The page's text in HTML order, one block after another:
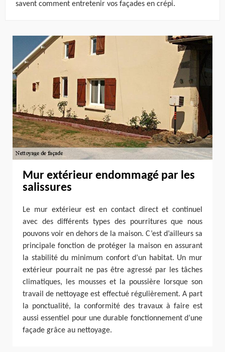
savent comment entretenir vos façades en crépi.
Mur extérieur endommagé par les
salissures
Le mur extérieur est en contact direct et continuel
avec des différents types des pourritures que nous
pouvons voir en dehors de la maison. C’est d’ailleurs sa
principale fonction de protéger la maison en assurant
la stabilité du minimum confort d’un habitat. Un mur
extérieur pourrait ne pas être agressé par les tâches
climatiques, les mousses et la poussière lorsque son
travail de nettoyage est effectué régulièrement. A part
la ponctualité, la conformité des travaux à faire est
aussi essentiel pour une durable fonctionnement d’une
façade grâce au nettoyage.